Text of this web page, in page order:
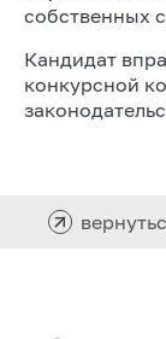
собственных
Кандидат
конкурсной